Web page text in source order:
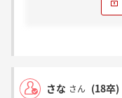
さな さん (18卒)